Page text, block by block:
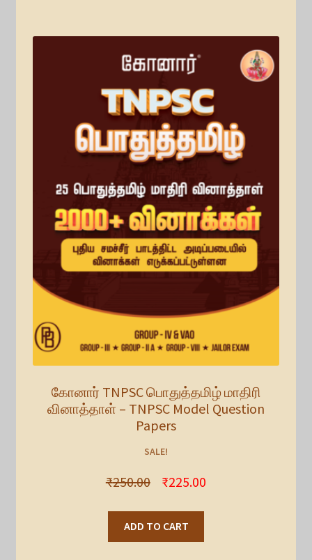
கோனார் TNPSC பொதுத்தமிழ் மாதிரி
வினாத்தாள் – TNPSC Model Question
Papers
SALE!
₹250.00 ₹225.00
ADD TO CART